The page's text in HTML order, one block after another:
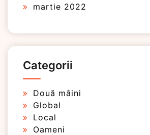
martie 2022
Categorii
Două mâini
Global
Local
Oameni